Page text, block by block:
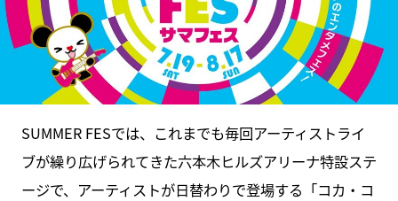
SUMMER FESでは、これまでも毎回アーティストライ
ブが繰り広げられてきた六本木ヒルズアリーナ特設ステ
ージで、アーティストが日替わりで登場する「コカ・コ